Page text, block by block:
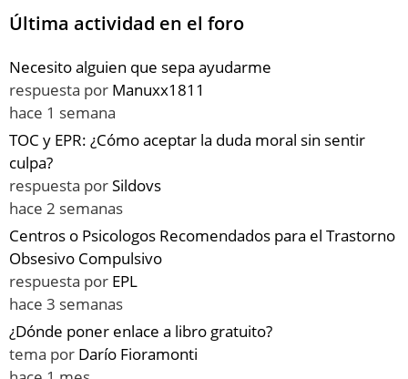
Última actividad en el foro
Necesito alguien que sepa ayudarme
respuesta por Manuxx1811
hace 1 semana
TOC y EPR: ¿Cómo aceptar la duda moral sin sentir
culpa?
respuesta porSildovs
hace 2 semanas
Centros o Psicologos Recomendados para el Trastorno
Obsesivo Compulsivo
respuesta por EPL
hace 3 semanas
¿Dónde poner enlace a libro gratuito?
tema por Darío Fioramonti